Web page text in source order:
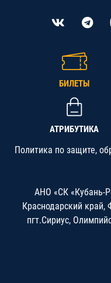
БИЛЕТЫ
АТРИБУТИКА
Политика по защите,
АНО «СК «Кубань-
Краснодарский край,
пгт.Сириус,